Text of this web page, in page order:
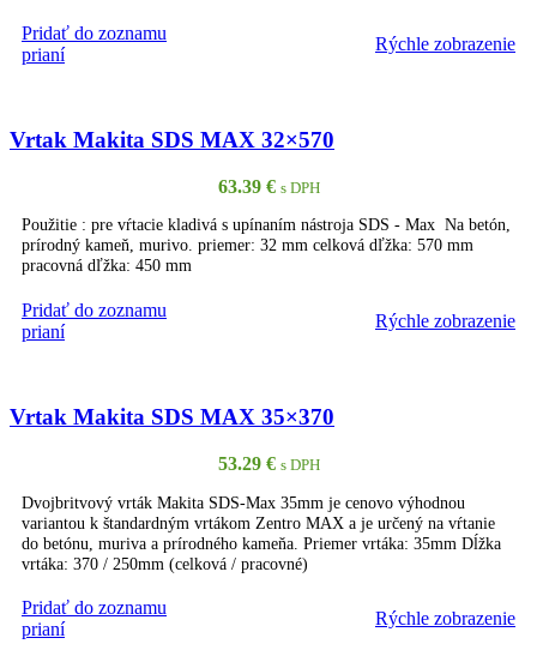
Pridať do zoznamu
prianí
Rýchle zobrazenie
Vrtak Makita SDS MAX 32×570
63.39 € s DPH
Použitie : pre vŕtacie kladivá s upínaním nástroja SDS - Max Na betón,
prírodný kameň, murivo. priemer: 32 mm celková dľžka: 570 mm
pracovná dľžka: 450 mm
Pridať do zoznamu
prianí
Rýchle zobrazenie
Vrtak Makita SDS MAX 35×370
53.29 € s DPH
Dvojbritvový vrták Makita SDS-Max 35mm je cenovo výhodnou
variantou k štandardným vrtákom Zentro MAX a je určený na vŕtanie
do betónu, muriva a prírodného kameňa. Priemer vrtáka: 35mm Dĺžka
vrtáka: 370 / 250mm (celková / pracovné)
Pridať do zoznamu
prianí
Rýchle zobrazenie